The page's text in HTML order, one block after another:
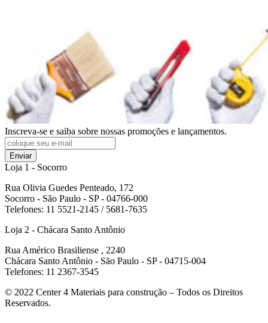
Inscreva-se e saiba sobre nossas promoções e lançamentos.
Enviar
Loja 1 - Socorro
Rua Olivia Guedes Penteado, 172
Socorro - São Paulo - SP - 04766-000
Telefones: 11 5521-2145 / 5681-7635
Loja 2 - Chácara Santo Antônio
Rua Américo Brasiliense , 2240
Chácara Santo Antônio - São Paulo - SP - 04715-004
Telefones: 11 2367-3545
© 2022 Center 4 Materiais para construção – Todos os Direitos
Reservados.